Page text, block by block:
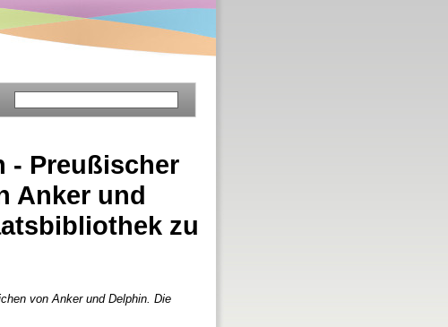
- Preußischer
Anker und
zu
von Anker und Delphin. Die